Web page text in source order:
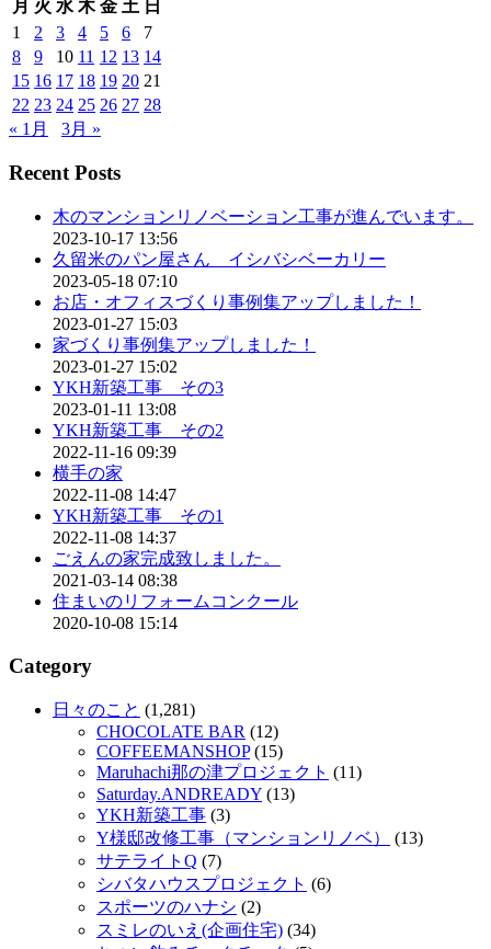
月 火 水 木 金 土 日
1
2 3 4 5 6
7
8
9 10 11 12 13 14
15 16 17 18 19 20 21
22 23 24 25 26 27 28
« 1月
3月 »
Recent Posts
木のマンションリノベーション工事が進んでいます。
2023-10-17 13:56
久留米のパン屋さん イシバシベーカリー
2023-05-18 07:10
お店・オフィスづくり事例集アップしました！
2023-01-27 15:03
家づくり事例集アップしました！
2023-01-27 15:02
YKH新築工事 その3
2023-01-11 13:08
YKH新築工事 その2
2022-11-16 09:39
横手の家
2022-11-08 14:47
YKH新築工事 その1
2022-11-08 14:37
ごえんの家完成致しました。
2021-03-14 08:38
住まいのリフォームコンクール
2020-10-08 15:14
Category
日々のこと (1,281)
CHOCOLATE BAR (12)
COFFEEMANSHOP(15)
Maruhachi那の津プロジェクト (11)
Saturday.ANDREADY (13)
YKH新築工事 (3)
Y様邸改修工事（マンションリノベ）
(13)
サテライトQ (7)
シバタハウスプロジェクト (6)
スポーツのハナシ (2)
スミレのいえ(企画住宅) (34)